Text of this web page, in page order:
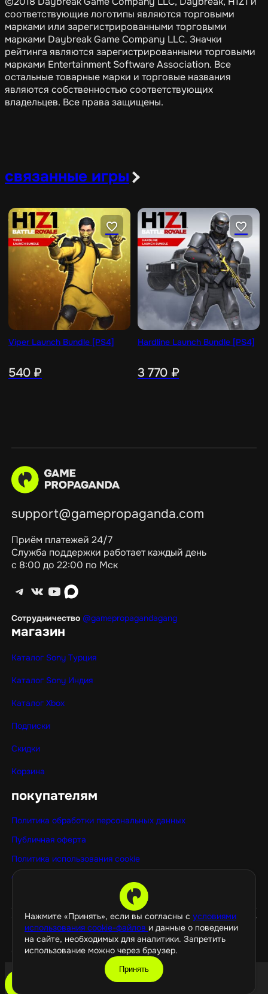
Нажмите «Принять», если вы согласны с условиями
использования cookie-файлов и данные о поведении
на сайте, необходимых для аналитики. Запретить
использование можно через браузер.
Принять
соответствующие логотипы являются торговыми
марками или зарегистрированными торговыми
марками Daybreak Game Company LLC. Значки
рейтинга являются зарегистрированными торговыми
марками Entertainment Software Association. Все
остальные товарные марки и торговые названия
являются собственностью соответствующих
владельцев. Все права защищены.
связанные игры
Viper Launch Bundle [PS4]
540 ₽
Hardline Launch Bundle [PS4]
3 770 ₽
support@gamepropaganda.com
Приём платежей 24/7
Служба поддержки работает каждый день
с 8:00 до 22:00 по Мск
Telegram ВКонтакте YouTube max
Сотрудничество @gamepropagandagang
магазин
Каталог Sony Турция
Каталог Sony Индия
Каталог Xbox
Подписки
Скидки
Корзина
покупателям
Политика обработки персональных данных
Публичная оферта
Политика использования cookie
Оптовые покупки
©️ 2026 GamePropaganda